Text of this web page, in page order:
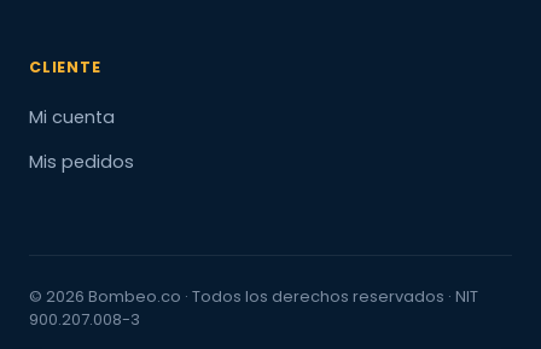
CLIENTE
Mi cuenta
Mis pedidos
© 2026 Bombeo.co · Todos los derechos reservados · NIT
900.207.008-3